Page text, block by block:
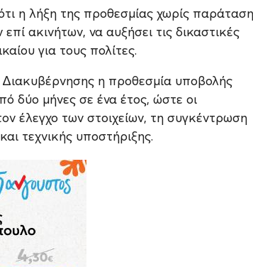
η λήξη της προθεσμίας χωρίς παράταση
ακινήτων, να αυξήσει τις δικαστικές
για τους πολίτες.
Διακυβέρνησης η προθεσμία υποβολής
δύο μήνες σε ένα έτος, ώστε οι
έλεγχο των στοιχείων, τη συγκέντρωση
τεχνικής υποστήριξης.